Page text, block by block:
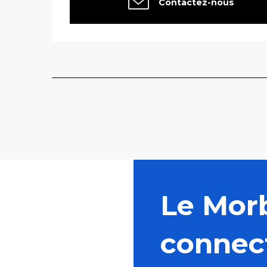
Contactez-nous
Le